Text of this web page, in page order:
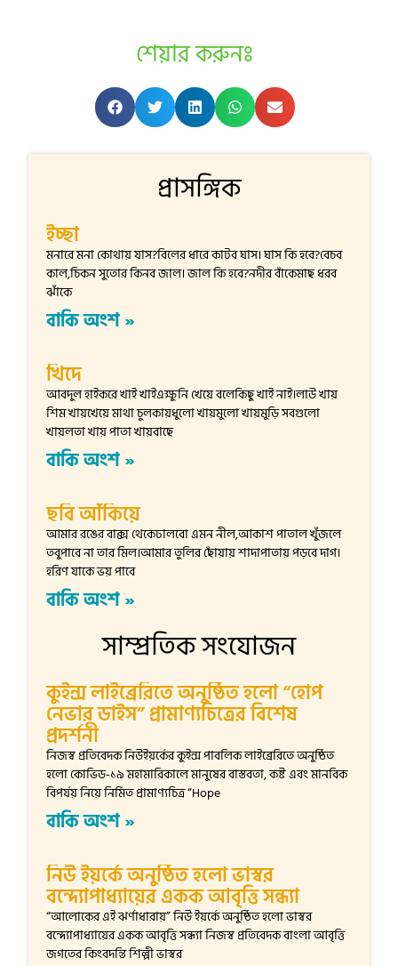
শেয়ার করুনঃ
প্রাসঙ্গিক
ইচ্ছা
মনারে মনা কোথায় যাস?বিলের ধারে কাটব ঘাস। ঘাস কি হবে?বেচব
কাল,চিকন সুতোর কিনব জাল। জাল কি হবে?নদীর বাঁকেমাছ ধরব
ঝাঁকে
বাকি অংশ »
খিদে
আবদুল হাইকরে খাই খাইএক্ষুনি খেয়ে বলেকিছু খাই নাই।লাউ খায়
শিম খায়খেয়ে মাথা চুলকায়ধুলো খায়মুলো খায়মুড়ি সবগুলো
খায়লতা খায় পাতা খায়বাছে
বাকি অংশ »
ছবি আঁকিয়ে
আমার রঙের বাক্স থেকেঢালবো এমন নীল,আকাশ পাতাল খুঁজলে
তবুপাবে না তার মিল।আমার তুলির ছোঁয়ায় শাদাপাতায় পড়বে দাগ।
হরিণ যাকে ভয় পাবে
বাকি অংশ »
সাম্প্রতিক সংযোজন
কুইন্স লাইব্রেরিতে অনুষ্ঠিত হলো “হোপ
নেভার ডাইস” প্রামাণ্যচিত্রের বিশেষ
প্রদর্শনী
নিজস্ব প্রতিবেদক নিউইয়র্কের কুইন্স পাবলিক লাইব্রেরিতে অনুষ্ঠিত
হলো কোভিড-১৯ মহামারিকালে মানুষের বাস্তবতা, কষ্ট এবং মানবিক
বিপর্যয় নিয়ে নির্মিত প্রামাণ্যচিত্র “Hope
বাকি অংশ »
নিউ ইয়র্কে অনুষ্ঠিত হলো ভাস্বর
বন্দ্যোপাধ্যায়ের একক আবৃত্তি সন্ধ্যা
“আলোকের এই ঝর্ণাধারায়” নিউ ইয়র্কে অনুষ্ঠিত হলো ভাস্বর
বন্দ্যোপাধ্যায়ের একক আবৃত্তি সন্ধ্যা নিজস্ব প্রতিবেদক বাংলা আবৃত্তি
জগতের কিংবদন্তি শিল্পী ভাস্বর